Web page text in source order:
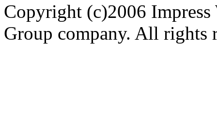
Copyright (c)2006 Impress
Group company. All rights